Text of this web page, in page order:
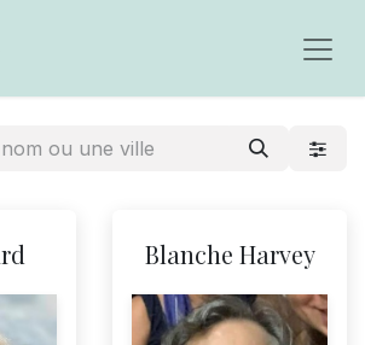
Blanche Harvey